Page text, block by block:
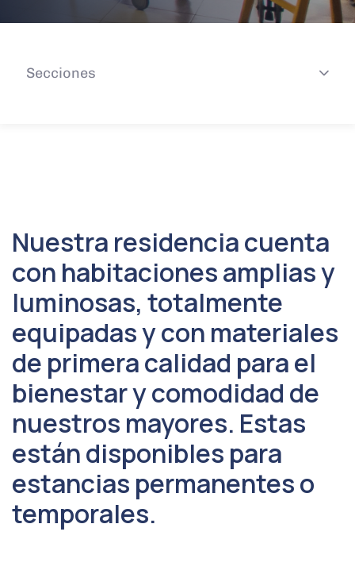
Secciones
Nuestra residencia cuenta
con habitaciones amplias y
luminosas, totalmente
equipadas y con materiales
de primera calidad para el
bienestar y comodidad de
nuestros mayores. Estas
están disponibles para
estancias permanentes o
temporales.